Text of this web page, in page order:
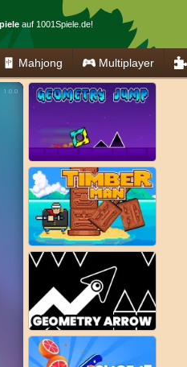
auf 1001Spiele.de!
Mahjong Multiplayer